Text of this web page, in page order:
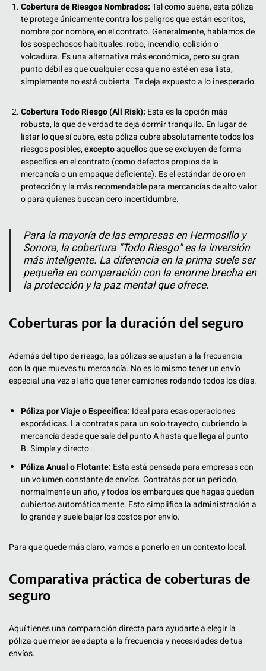
Cobertura de Riesgos Nombrados:Tal como suena, esta póliza
te protege únicamente contra los peligros que están escritos,
nombre por nombre, en el contrato. Generalmente, hablamos de
los sospechosos habituales: robo, incendio, colisión o
volcadura. Es una alternativa más económica, pero su gran
punto débil es que cualquier cosa que no esté en esa lista,
simplemente no está cubierta. Te deja expuesto a lo inesperado.
Cobertura Todo Riesgo (All Risk): Esta es la opción más
robusta, la que de verdad te deja dormir tranquilo. En lugar de
listar lo que sí cubre, esta póliza cubre absolutamente todos los
riesgos posibles,exceptoaquellos que se excluyen de forma
específica en el contrato (como defectos propios de la
mercancía o un empaque deficiente). Es el estándar de oro en
protección y la más recomendable para mercancías de alto valor
o para quienes buscan cero incertidumbre.
Para la mayoría de las empresas en Hermosillo y
Sonora, la cobertura "Todo Riesgo" es la inversión
más inteligente. La diferencia en la prima suele ser
pequeña en comparación con la enorme brecha en
la protección y la paz mental que ofrece.
Coberturas por la duración del seguro
Además del tipo de riesgo, las pólizas se ajustan a la frecuencia
con la que mueves tu mercancía. No es lo mismo tener un envío
especial una vez al año que tener camiones rodando todos los días.
Póliza por Viaje o Específica: Ideal para esas operaciones
esporádicas. La contratas para un solo trayecto, cubriendo la
mercancía desde que sale del punto A hasta que llega al punto
B. Simple y directo.
Póliza Anual o Flotante: Esta está pensada para empresas con
un volumen constante de envíos. Contratas por un periodo,
normalmente un año, y todos los embarques que hagas quedan
cubiertos automáticamente. Esto simplifica la administración a
lo grande y suele bajar los costos por envío.
Para que quede más claro, vamos a ponerlo en un contexto local.
Comparativa práctica de coberturas de
seguro
Aquí tienes una comparación directa para ayudarte a elegir la
póliza que mejor se adapta a la frecuencia y necesidades de tus
envíos.